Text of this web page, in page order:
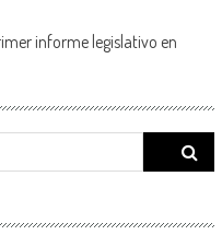
informe legislativo en
Search
for: